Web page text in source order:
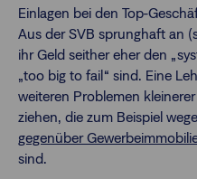
Einlagen bei den Top-
Aus der SVB sprunghaft an
ihr Geld seither eher den
„too big to fail“ sind. Eine
weiteren Problemen
ziehen, die zum Beispiel
gegenüber
sind.